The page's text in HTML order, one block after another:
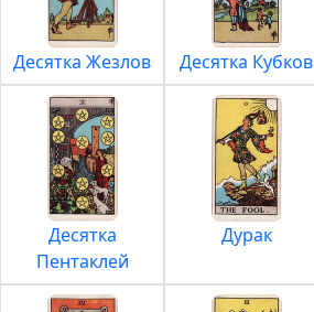
Десятка Жезлов Десятка Кубков
Десятка
Пентаклей
Дурак